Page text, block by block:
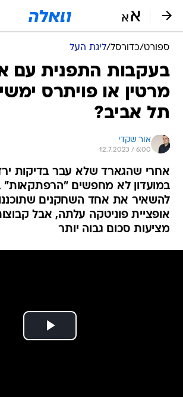
ספורט/כדורסל/ליגת העל
בעקבות התפנית עם
מרטין או פויתרס
תל אביב?
אור שקדי
12.7.2023 / 6:00
אחרי שהגארד שלא עבר בדיקות
במועדון לא מחפשים "הרפתקאות"
להשאיר את אחד השחקנים שתוכננו
אופציית פוניטקה עלתה, אבל
מציעות סכום גבוה יותר